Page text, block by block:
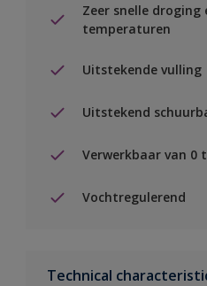
Zeer snelle droging
temperaturen
Uitstekende vulling
Uitstekend
Verwerkbaar van 0
Vochtregulerend
Technical